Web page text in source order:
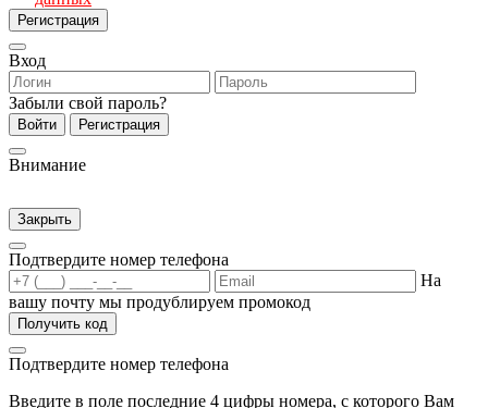
Регистрация
Вход
Забыли свой пароль?
Войти Регистрация
Внимание
Закрыть
Подтвердите номер телефона
На
вашу почту мы продублируем промокод
Получить код
Подтвердите номер телефона
Введите в поле последние 4 цифры номера, с которого Вам